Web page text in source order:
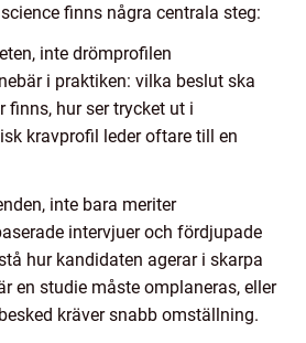
finns några centrala steg:
inte drömprofilen
i praktiken: vilka beslut ska
finns, hur ser trycket ut i
kravprofil leder oftare till en
inte bara meriter
intervjuer och fördjupade
hur kandidaten agerar i skarpa
en studie måste omplaneras, eller
kräver snabb omställning.